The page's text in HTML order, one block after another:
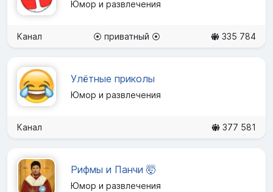
Юмор и развлечения
Канал ⦿ приватный ⦿ 335 784
Улётные приколы
Юмор и развлечения
Канал 377 581
Рифмы и Панчи 🤯
Юмор и развлечения